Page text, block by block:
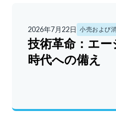
2026年7月22日 小売および
技術革命：エ
時代への備え